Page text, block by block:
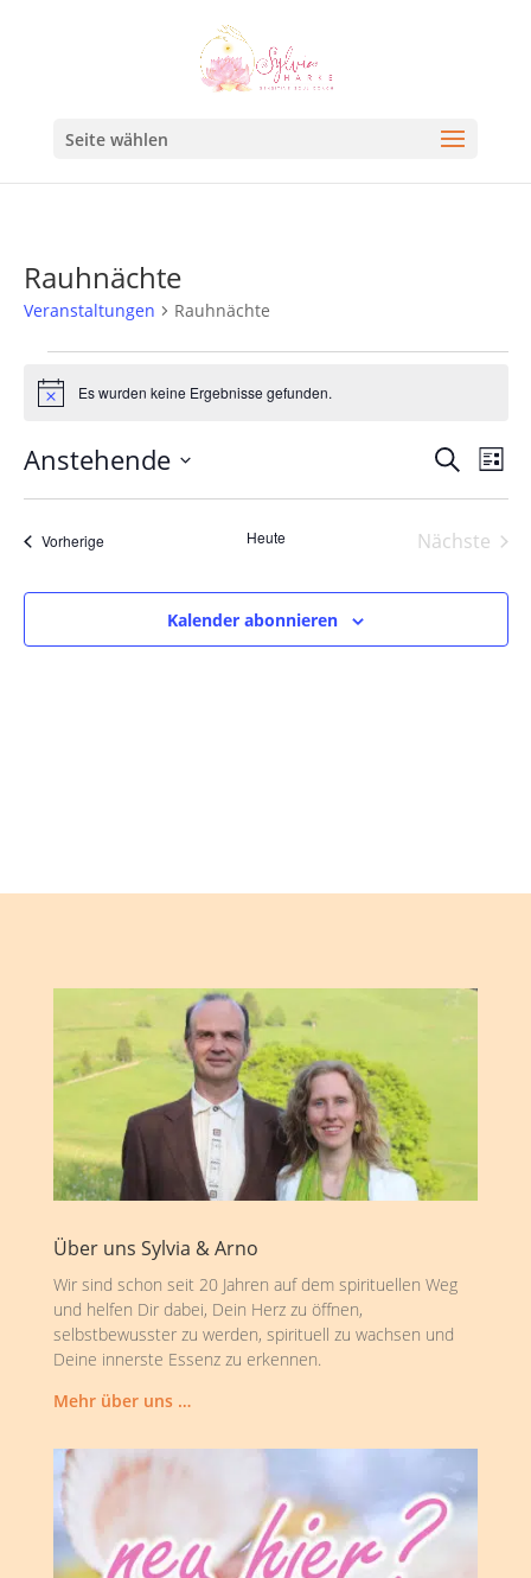
Seite wählen
Rauhnächte
Veranstaltungen Rauhnächte
HinweisEs wurden keine Ergebnisse gefunden.
Suche
und
SucheListe
Anstehende
Datum
wählen.
VorherigeVeranstaltungen Heute
Nächste
Kalender abonnieren
Über uns Sylvia & Arno
Wir sind schon seit 20 Jahren auf dem spirituellen Weg
und helfen Dir dabei, Dein Herz zu öffnen,
selbstbewusster zu werden, spirituell zu wachsen und
Deine innerste Essenz zu erkennen.
Mehr über uns …